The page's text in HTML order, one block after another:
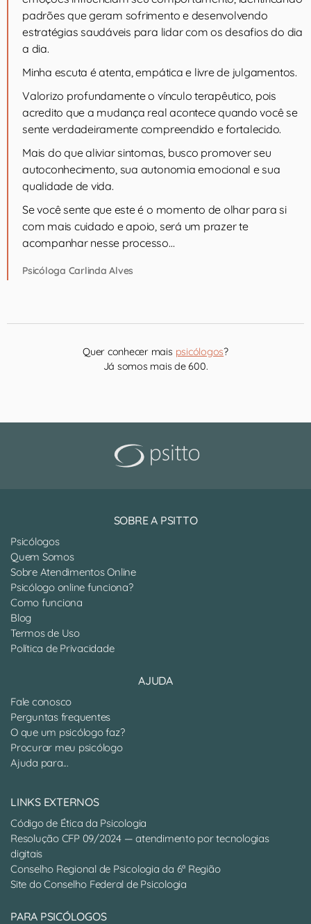
padrões que geram sofrimento e desenvolvendo
estratégias saudáveis para lidar com os desafios do dia
a dia.
Minha escuta é atenta, empática e livre de julgamentos.
Valorizo profundamente o vínculo terapêutico, pois
acredito que a mudança real acontece quando você se
sente verdadeiramente compreendido e fortalecido.
Mais do que aliviar sintomas, busco promover seu
autoconhecimento, sua autonomia emocional e sua
qualidade de vida.
Se você sente que este é o momento de olhar para si
com mais cuidado e apoio, será um prazer te
acompanhar nesse processo…
Psicóloga Carlinda Alves
Quer conhecer mais psicólogos?
Já somos mais de 600.
SOBRE A PSITTO
Psicólogos
Quem Somos
Sobre Atendimentos Online
Psicólogo online funciona?
Como funciona
Blog
Termos de Uso
Política de Privacidade
AJUDA
Fale conosco
Perguntas frequentes
O que um psicólogo faz?
Procurar meu psicólogo
Ajuda para...
LINKS EXTERNOS
Código de Ética da Psicologia
Resolução CFP 09/2024 — atendimento por tecnologias
digitais
Conselho Regional de Psicologia da 6ª Região
Site do Conselho Federal de Psicologia
PARA PSICÓLOGOS